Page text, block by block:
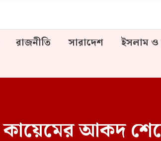
রাজনীতি সারাদেশ ইসলাম
আকদ